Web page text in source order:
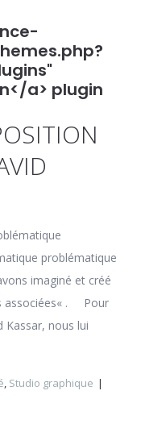
a> plugin
problématique
imaginé et créé
associées« . Pour
nous lui
, Studio graphique